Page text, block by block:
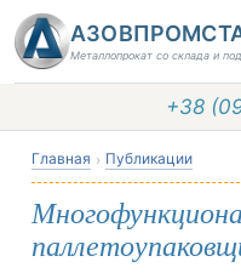
Металлопрокат со склада и
+38
Главная Публикации